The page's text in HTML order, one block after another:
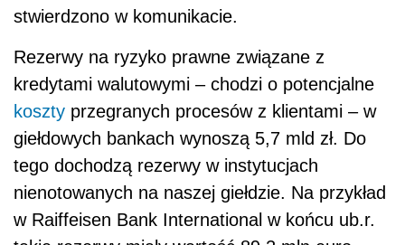
stwierdzono w komunikacie.
Rezerwy na ryzyko prawne związane z
kredytami walutowymi – chodzi o potencjalne
koszty przegranych procesów z klientami – w
giełdowych bankach wynoszą 5,7 mld zł. Do
tego dochodzą rezerwy w instytucjach
nienotowanych na naszej giełdzie. Na przykład
w Raiffeisen Bank International w końcu ub.r.